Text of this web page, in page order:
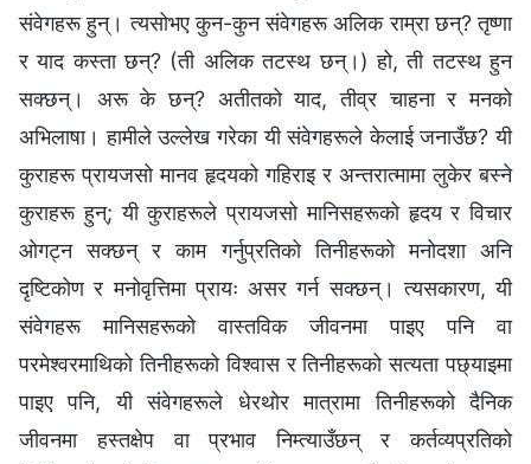
संवेगहरू हुन्। त्यसोभए कुन-कुन संवेगहरू अलिक राम्रा छन्? तृष्णा
र याद कस्ता छन्? (ती अलिक तटस्थ छन्।) हो, ती तटस्थ हुन
सक्छन्। अरू के छन्? अतीतको याद, तीव्र चाहना र मनको
अभिलाषा। हामीले उल्‍लेख गरेका यी संवेगहरूले केलाई जनाउँछ? यी
कुराहरू प्रायजसो मानव हृदयको गहिराइ र अन्तरात्मामा लुकेर बस्‍ने
कुराहरू हुन्; यी कुराहरूले प्रायजसो मानिसहरूको हृदय र विचार
ओगट्न सक्छन् र काम गर्नुप्रतिको तिनीहरूको मनोदशा अनि
दृष्टिकोण र मनोवृत्तिमा प्रायः असर गर्न सक्छन्। त्यसकारण, यी
संवेगहरू मानिसहरूको वास्तविक जीवनमा पाइए पनि वा
परमेश्‍वरमाथिको तिनीहरूको विश्‍वास र तिनीहरूको सत्यता पछ्याइमा
पाइए पनि, यी संवेगहरूले धेरथोर मात्रामा तिनीहरूको दैनिक
जीवनमा हस्तक्षेप वा प्रभाव निम्त्याउँछन् र कर्तव्यप्रतिको